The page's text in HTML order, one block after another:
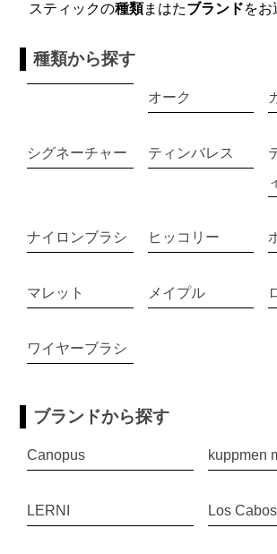
スティックの種類まはたブランドをお
種類から探す
オーク
シグネーチャー ティンバレス
ナイロンブラシ ヒッコリー
マレット メイプル
ワイヤーブラシ
ブランドから探す
Canopus kuppmen
LERNI Los Cabos